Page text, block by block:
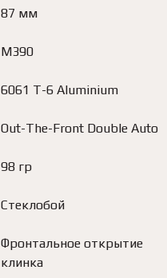
87 мм
M390
6061 T-6 Aluminium
Out-The-Front Double Auto
98 гр
Стеклобой
Фронтальное открытие
клинка